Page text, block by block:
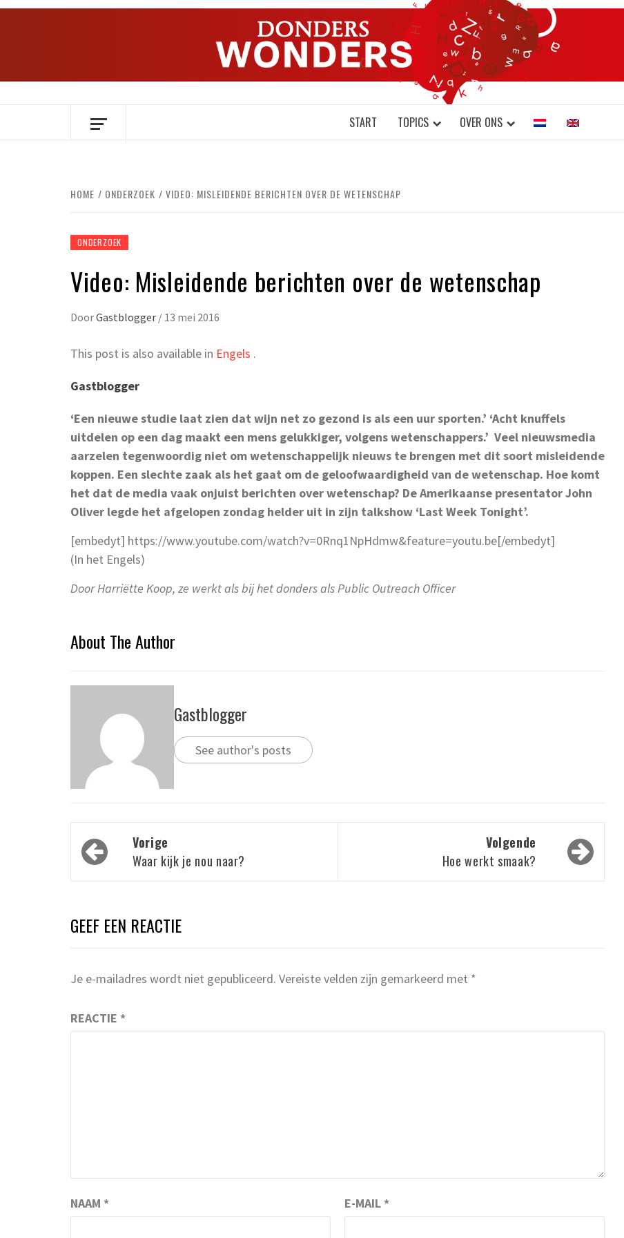
Ga
DONDERS
OVER HERSENEN EN WETENSCHAP // ON BRAINS AND SCIENCE
START TOPICS OVER ONS
HOME ONDERZOEK VIDEO: MISLEIDENDE BERICHTEN OVER DE WETENSCHAP
ONDERZOEK
Video: Misleidende berichten over de wetenschap
DoorGastblogger / 13 mei 2016
This post is also available in Engels .
Gastblogger
‘Een nieuwe studie laat zien dat wijn net zo gezond is als een uur sporten.’ ‘Acht knuffels
uitdelen op een dag maakt een mens gelukkiger, volgens wetenschappers.’ Veel nieuwsmedia
aarzelen tegenwoordig niet om wetenschappelijk nieuws te brengen met dit soort misleidende
koppen. Een slechte zaak als het gaat om de geloofwaardigheid van de wetenschap. Hoe komt
het dat de media vaak onjuist berichten over wetenschap? De Amerikaanse presentator John
Oliver legde het afgelopen zondag helder uit in zijn talkshow ‘Last Week Tonight’.
[embedyt] https://www.youtube.com/watch?v=0Rnq1NpHdmw&feature=youtu.be[/embedyt]
(In het Engels)
Door Harriëtte Koop, ze werkt als bij het donders als Public Outreach Officer
About The Author
Gastblogger
See author's posts
Bericht
navigatie
Vorige
Waar kijk je nou naar?
Volgende
Hoe werkt smaak?
GEEF EEN REACTIE
Je e-mailadres wordt niet gepubliceerd. Vereiste velden zijn gemarkeerd met *
REACTIE *
NAAM * E-MAIL *